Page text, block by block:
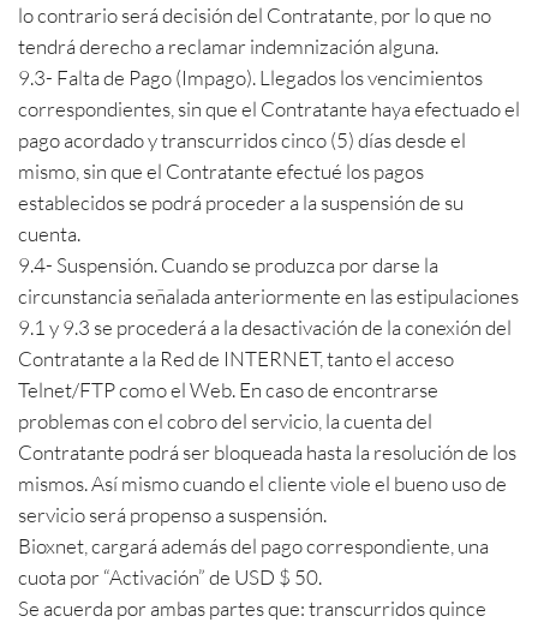
lo contrario será decisión del Contratante, por lo que no
tendrá derecho a reclamar indemnización alguna.
9.3- Falta de Pago (Impago). Llegados los vencimientos
correspondientes, sin que el Contratante haya efectuado el
pago acordado y transcurridos cinco (5) días desde el
mismo, sin que el Contratante efectué los pagos
establecidos se podrá proceder a la suspensión de su
cuenta.
9.4- Suspensión. Cuando se produzca por darse la
circunstancia señalada anteriormente en las estipulaciones
9.1 y 9.3 se procederá a la desactivación de la conexión del
Contratante a la Red de INTERNET, tanto el acceso
Telnet/FTP como el Web. En caso de encontrarse
problemas con el cobro del servicio, la cuenta del
Contratante podrá ser bloqueada hasta la resolución de los
mismos. Así mismo cuando el cliente viole el bueno uso de
servicio será propenso a suspensión.
Bioxnet, cargará además del pago correspondiente, una
cuota por “Activación” de USD $ 50.
Se acuerda por ambas partes que: transcurridos quince